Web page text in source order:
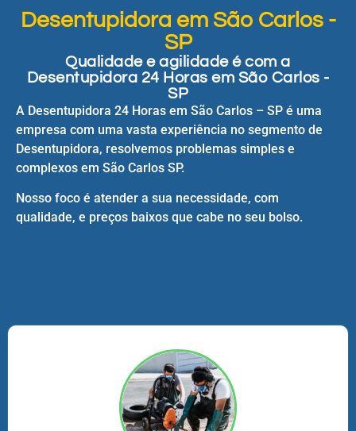
Desentupidora em São Carlos -
SP
Qualidade e agilidade é com a
Desentupidora 24 Horas em São Carlos -
SP
A Desentupidora 24 Horas em São Carlos – SP é uma
empresa com uma vasta experiência no segmento de
Desentupidora, resolvemos problemas simples e
complexos em São Carlos SP.
Nosso foco é atender a sua necessidade, com
qualidade, e preços baixos que cabe no seu bolso.